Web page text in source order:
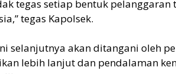
tegas setiap bentuk
tegas Kapolsek.
selanjutnya akan ditangani oleh
lebih lanjut dan pendalaman